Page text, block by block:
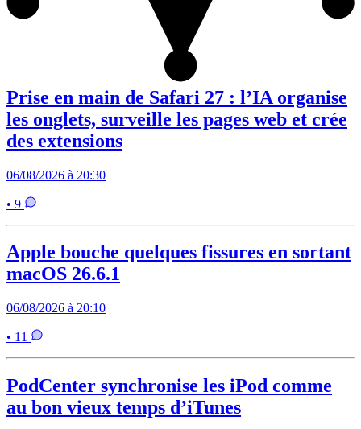
Prise en main de Safari 27 : l’IA organise
les onglets, surveille les pages web et crée
des extensions
06/08/2026 à 20:30
• 9
Apple bouche quelques fissures en sortant
macOS 26.6.1
06/08/2026 à 20:10
• 11
PodCenter synchronise les iPod comme
au bon vieux temps d’iTunes